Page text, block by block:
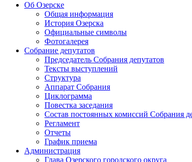
Об Озерске
Общая информация
История Озерска
Официальные символы
Фотогалерея
Собрание депутатов
Председатель Собрания депутатов
Тексты выступлений
Структура
Аппарат Собрания
Циклограмма
Повестка заседания
Состав постоянных комиссий Собрания
Регламент
Отчеты
График приема
Администрация
Глава Озерского городского округа